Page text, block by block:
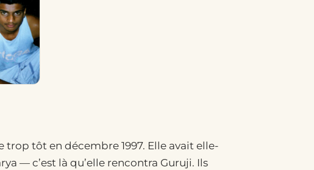
tôt en décembre 1997. Elle avait elle-
— c’est là qu’elle rencontra Guruji. Ils